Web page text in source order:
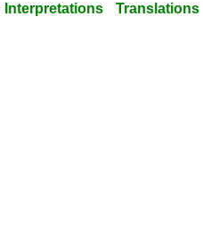
Interpretations Translations